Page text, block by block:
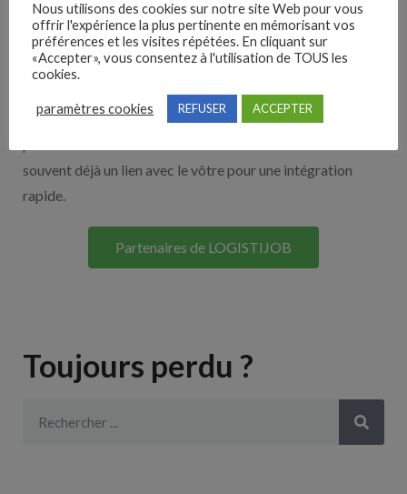
Nos solutions entreprises
Découvrez nos partenaires ! Moteurs de recherches,
multidiffuseurs, sites payant… nombreux sont nos
souvent déjà un lien avec le vôtre pour une intégration
rapide.
Partenaires de LOGISTIJOB
Toujours perdu ?
Nous utilisons des cookies sur notre site Web pour vous
offrir l'expérience la plus pertinente en mémorisant vos
préférences et les visites répétées. En cliquant sur
«Accepter», vous consentez à l'utilisation de TOUS les
cookies.
paramètres cookies REFUSER ACCEPTER